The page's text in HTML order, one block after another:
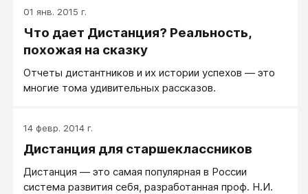
обычно передаются по наследству, но они не всегда
эффективны. Меняются времена, меняемся и мы
вместе с ними.
01 янв. 2015 г.
Что дает Дистанция? Реальность,
похожая на сказку
Отчеты дистантников и их истории успехов — это
многие тома удивительных рассказов.
14 февр. 2014 г.
Дистанция для старшеклассников
Дистанция ― это самая популярная в России
система развития себя, разработанная проф. Н.И.